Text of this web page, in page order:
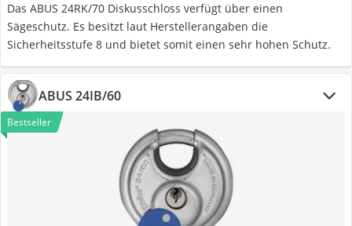
Das ABUS 24RK/70 Diskusschloss verfügt über einen
Sägeschutz. Es besitzt laut Herstellerangaben die
Sicherheitsstufe 8 und bietet somit einen sehr hohen Schutz.
ABUS 24IB/60
Bestseller